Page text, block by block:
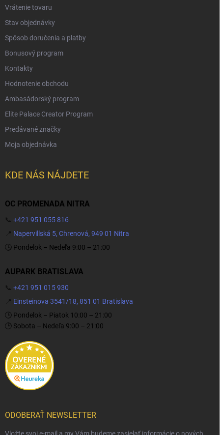
Vrátenie tovaru
Stav objednávky
Spôsob doručenia a platby
Bonusový program
Kontakty
Hodnotenie obchodu
Ambasádorský program
Elite Palace Creator Program
Predávané značky
Moja objednávka
KDE NÁS NÁJDETE
OC PROMENADA NITRA
📞 +421 951 055 816
📍 Napervillská 5, Chrenová, 949 01 Nitra
🕒 Pondelok – Nedeľa 9:00 – 21:00
AUPARK BRATISLAVA
📞 +421 951 015 930
📍 Einsteinova 3541/18, 851 01 Bratislava
🕒 Pondelok – Piatok 10:00 – 21:00
🕒 Sobota – Nedeľa 9:00 – 21:00
ODOBERAŤ NEWSLETTER